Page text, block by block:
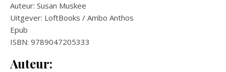
Auteur: Susan Muskee
Uitgever: LoftBooks / Ambo Anthos
Epub
ISBN: 9789047205333
Auteur: